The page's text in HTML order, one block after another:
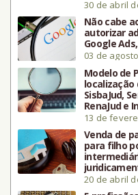
30 de abril
Não cabe
autorizar
Google
03 de
Modelo de
localização
SisbaJud,
RenaJud e
13 de
Venda de
para filho
20 de abril